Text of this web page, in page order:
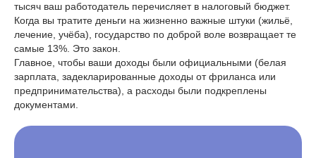
тысяч ваш работодатель перечисляет в налоговый бюджет.
Когда вы тратите деньги на жизненно важные штуки (жильё,
лечение, учёба), государство по доброй воле возвращает те
самые 13%. Это закон.
Главное, чтобы ваши доходы были официальными (белая
зарплата, задекларированные доходы от фриланса или
предпринимательства), а расходы были подкреплены
документами.